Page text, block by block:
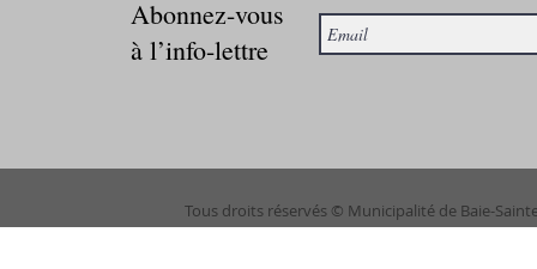
Abonnez-vous
à l’info-lettre
Tous droits réservés © Municipalité de Baie-